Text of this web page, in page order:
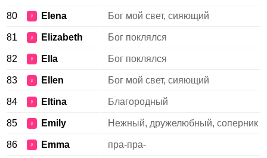
80 ♀ Elena Бог мой свет, сияющий
81 ♀ Elizabeth Бог поклялся
82 ♀ Ella Бог поклялся
83 ♀ Ellen Бог мой свет, сияющий
84 ♀ Eltina Благородный
85 ♀ Emily Нежный, дружелюбный, соперник
86 ♀ Emma пра-пра-